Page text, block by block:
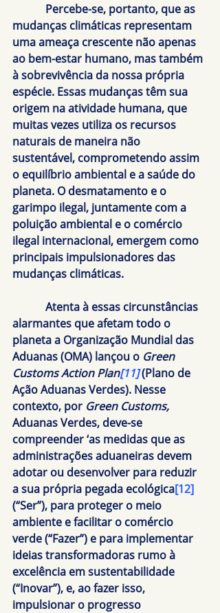
Percebe-se, portanto, que as
mudanças climáticas representam
uma ameaça crescente não apenas
ao bem-estar humano, mas também
à sobrevivência da nossa própria
espécie. Essas mudanças têm sua
origem na atividade humana, que
muitas vezes utiliza os recursos
naturais de maneira não
sustentável, comprometendo assim
o equilíbrio ambiental e a saúde do
planeta. O desmatamento e o
garimpo ilegal, juntamente com a
poluição ambiental e o comércio
ilegal internacional, emergem como
principais impulsionadores das
mudanças climáticas.
Atenta à essas circunstâncias
alarmantes que afetam todo o
planeta a Organização Mundial das
Aduanas (OMA) lançou o Green
Customs Action Plan[11](Plano de
Ação Aduanas Verdes). Nesse
contexto, por Green Customs,
Aduanas Verdes, deve-se
compreender ‘as medidas que as
administrações aduaneiras devem
adotar ou desenvolver para reduzir
a sua própria pegada ecológica[12]
(“Ser”), para proteger o meio
ambiente e facilitar o comércio
verde (“Fazer”) e para implementar
ideias transformadoras rumo à
excelência em sustentabilidade
(“Inovar”), e, ao fazer isso,
impulsionar o progresso